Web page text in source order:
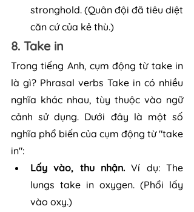
stronghold. (Quân đội đã tiêu diệt
căn cứ của kẻ thù.)
8. Take in
Trong tiếng Anh, cụm động từ take in
là gì? Phrasal verbs Take in có nhiều
nghĩa khác nhau, tùy thuộc vào ngữ
cảnh sử dụng. Dưới đây là một số
nghĩa phổ biến của cụm động từ "take
in":
Lấy vào, thu nhận. Ví dụ: The
lungs take in oxygen. (Phổi lấy
vào oxy.)